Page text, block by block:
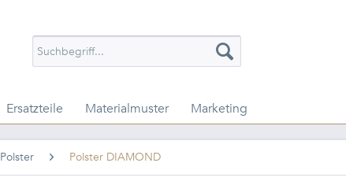
Ersatzteile Materialmuster Marketing
Polster Polster DIAMOND